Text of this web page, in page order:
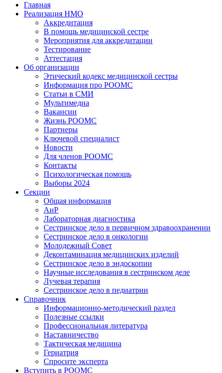
Главная
Реализация НМО
Аккредитация
В помощь медицинской сестре
Мероприятия для аккредитации
Тестирование
Аттестация
Об организации
Этический кодекс медицинской сестры
Информация про РООМС
Статьи в СМИ
Мультимедиа
Вакансии
Жизнь РООМС
Партнеры
Ключевой специалист
Новости
Для членов РООМС
Контакты
Психологическая помощь
Выборы 2024
Секции
Общая информация
АиР
Лабораторная диагностика
Сестринское дело в первичном здравоохранении
Сестринское дело в онкологии
Молодежный Совет
Деконтаминация медицинских изделий
Сестринское дело в эндоскопии
Научные исследования в сестринском деле
Лучевая терапия
Сестринское дело в педиатрии
Справочник
Информационно-методический раздел
Полезные ссылки
Профессиональная литература
Наставничество
Тактическая медицина
Гериатрия
Спросите эксперта
Вступить в РООМС